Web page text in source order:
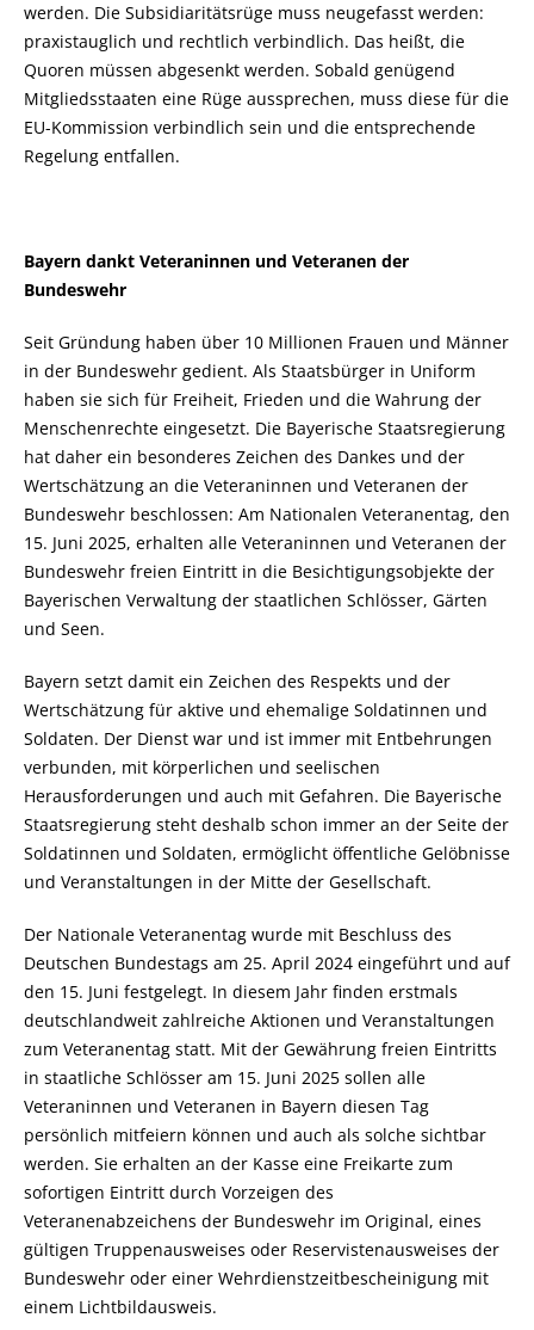
werden. Die Subsidiaritätsrüge muss neugefasst werden:
praxistauglich und rechtlich verbindlich. Das heißt, die
Quoren müssen abgesenkt werden. Sobald genügend
Mitgliedsstaaten eine Rüge aussprechen, muss diese für die
EU-Kommission verbindlich sein und die entsprechende
Regelung entfallen.
Bayern dankt Veteraninnen und Veteranen der
Bundeswehr
Seit Gründung haben über 10 Millionen Frauen und Männer
in der Bundeswehr gedient. Als Staatsbürger in Uniform
haben sie sich für Freiheit, Frieden und die Wahrung der
Menschenrechte eingesetzt. Die Bayerische Staatsregierung
hat daher ein besonderes Zeichen des Dankes und der
Wertschätzung an die Veteraninnen und Veteranen der
Bundeswehr beschlossen: Am Nationalen Veteranentag, den
15. Juni 2025, erhalten alle Veteraninnen und Veteranen der
Bundeswehr freien Eintritt in die Besichtigungsobjekte der
Bayerischen Verwaltung der staatlichen Schlösser, Gärten
und Seen.
Bayern setzt damit ein Zeichen des Respekts und der
Wertschätzung für aktive und ehemalige Soldatinnen und
Soldaten. Der Dienst war und ist immer mit Entbehrungen
verbunden, mit körperlichen und seelischen
Herausforderungen und auch mit Gefahren. Die Bayerische
Staatsregierung steht deshalb schon immer an der Seite der
Soldatinnen und Soldaten, ermöglicht öffentliche Gelöbnisse
und Veranstaltungen in der Mitte der Gesellschaft.
Der Nationale Veteranentag wurde mit Beschluss des
Deutschen Bundestags am 25. April 2024 eingeführt und auf
den 15. Juni festgelegt. In diesem Jahr finden erstmals
deutschlandweit zahlreiche Aktionen und Veranstaltungen
zum Veteranentag statt. Mit der Gewährung freien Eintritts
in staatliche Schlösser am 15. Juni 2025 sollen alle
Veteraninnen und Veteranen in Bayern diesen Tag
persönlich mitfeiern können und auch als solche sichtbar
werden. Sie erhalten an der Kasse eine Freikarte zum
sofortigen Eintritt durch Vorzeigen des
Veteranenabzeichens der Bundeswehr im Original, eines
gültigen Truppenausweises oder Reservistenausweises der
Bundeswehr oder einer Wehrdienstzeitbescheinigung mit
einem Lichtbildausweis.